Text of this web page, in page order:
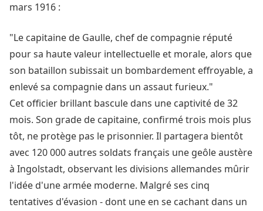
mars 1916 :
"Le capitaine de Gaulle, chef de compagnie réputé
pour sa haute valeur intellectuelle et morale, alors que
son bataillon subissait un bombardement effroyable, a
enlevé sa compagnie dans un assaut furieux."
Cet officier brillant bascule dans une captivité de 32
mois. Son grade de capitaine, confirmé trois mois plus
tôt, ne protège pas le prisonnier. Il partagera bientôt
avec 120 000 autres soldats français une geôle austère
à Ingolstadt, observant les divisions allemandes mûrir
l'idée d'une armée moderne. Malgré ses cinq
tentatives d'évasion - dont une en se cachant dans un